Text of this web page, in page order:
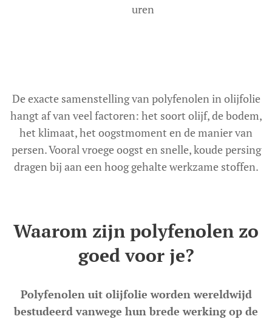
uren
De exacte samenstelling van polyfenolen in olijfolie
hangt af van veel factoren: het soort olijf, de bodem,
het klimaat, het oogstmoment en de manier van
persen. Vooral vroege oogst en snelle, koude persing
dragen bij aan een hoog gehalte werkzame stoffen.
Waarom zijn polyfenolen zo
goed voor je?
Polyfenolen uit olijfolie worden wereldwijd
bestudeerd vanwege hun brede werking op de